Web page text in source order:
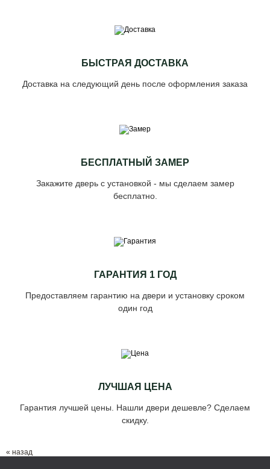
БЫСТРАЯ ДОСТАВКА
Доставка на следующий день после оформления заказа
БЕСПЛАТНЫЙ ЗАМЕР
Закажите дверь с установкой - мы сделаем замер
бесплатно.
ГАРАНТИЯ 1 ГОД
Предоставляем гарантию на двери и установку сроком
один год
ЛУЧШАЯ ЦЕНА
Гарантия лучшей цены. Нашли двери дешевле? Сделаем
скидку.
« назад